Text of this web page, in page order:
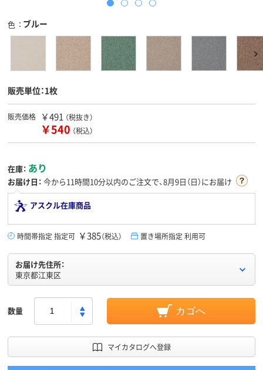
色 ブルー
販売単位：1枚
販売価格 ￥491 （税抜き）
￥540 （税込）
在庫： あり
お届け日： 今から11時間10分以内のご注文で、8月9日（日）にお届け
アスクル在庫商品
時間帯指定 指定可 ￥385（税込） 置き場所指定 利用可
お届け先住所：
東京都江東区
数量 カゴへ
マイカタログへ登録